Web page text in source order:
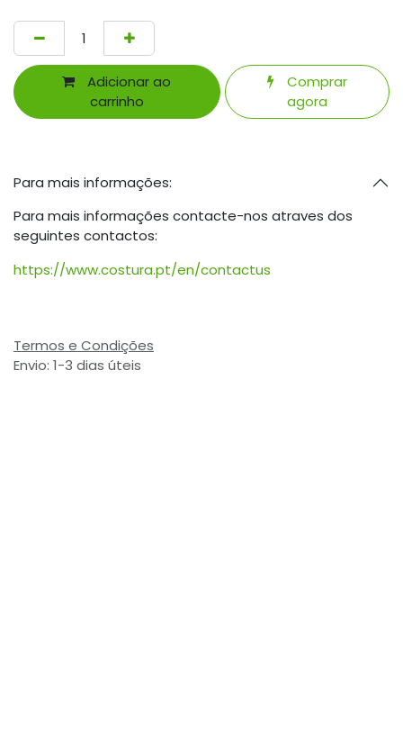
Adicionar ao
carrinho
Comprar
agora
Para mais informações:
Para mais informações contacte-nos atraves dos
seguintes contactos:
https://www.costura.pt/en/contactus
Termos e Condições
Envio: 1-3 dias úteis